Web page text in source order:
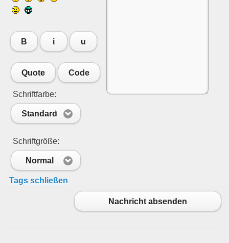
B i u
Quote Code
Schriftfarbe:
Standard
Schriftgröße:
Normal
Tags schließen
Nachricht absenden